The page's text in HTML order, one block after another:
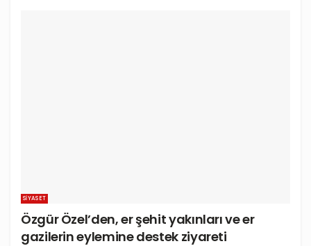
SIYASET
Özgür Özel’den, er şehit yakınları ve er
gazilerin eylemine destek ziyareti